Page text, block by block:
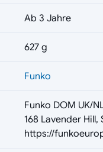
Ab 3 Jahre
627 g
Funko
Funko DOM UK/
168 Lavender Hill,
https://